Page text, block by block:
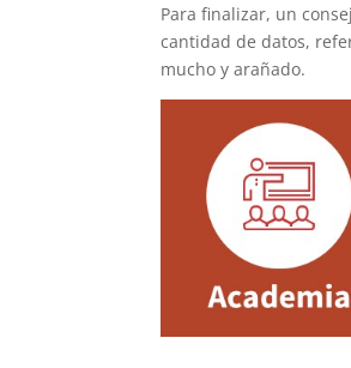
Para finalizar, un
cantidad de datos,
mucho y arañado.